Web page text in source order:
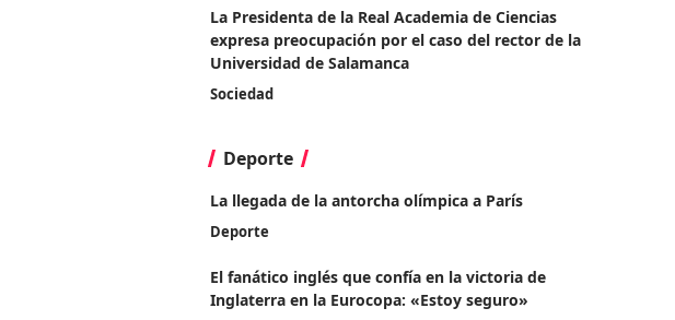
La Presidenta de la Real Academia de Ciencias
expresa preocupación por el caso del rector de la
Universidad de Salamanca
Sociedad
Deporte
La llegada de la antorcha olímpica a París
Deporte
El fanático inglés que confía en la victoria de
Inglaterra en la Eurocopa: «Estoy seguro»